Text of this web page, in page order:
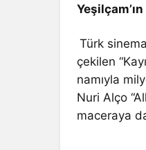
Türk
çekilen
namıyla
Nuri Alço
maceraya